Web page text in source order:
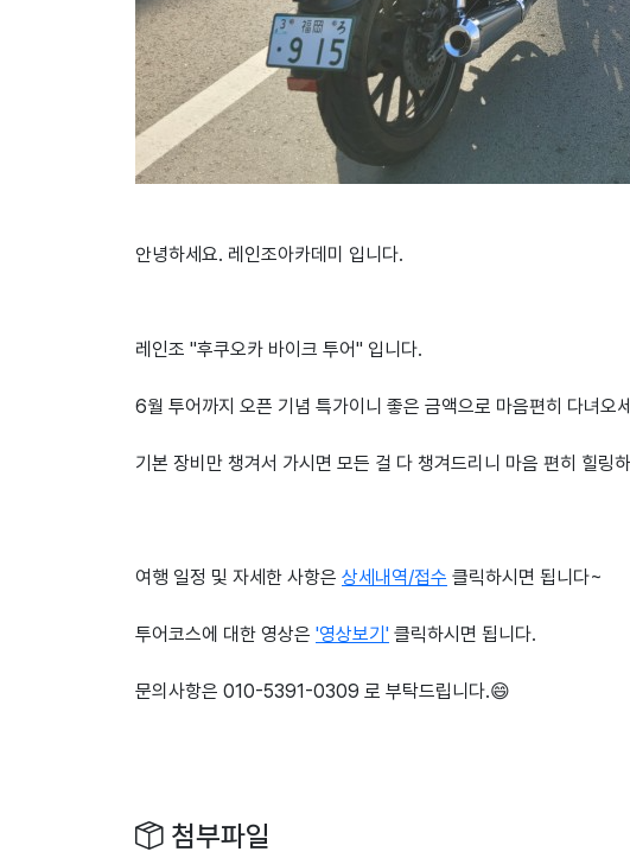
안녕하세요. 레인조아카데미 입니다.
레인조 "후쿠오카 바이크 투어" 입니다.
6월 투어까지 오픈 기념 특가이니 좋은 금액으로 마음편히 다녀오
기본 장비만 챙겨서 가시면 모든 걸 다 챙겨드리니 마음 편히 힐링
여행 일정 및 자세한 사항은 상세내역/접수 클릭하시면 됩니다~
투어코스에 대한 영상은 '영상보기' 클릭하시면 됩니다.
문의사항은 010-5391-0309 로 부탁드립니다.😄
첨부파일